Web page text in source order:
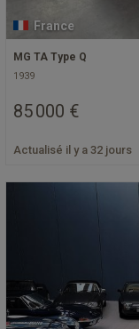
France
MG TA Type Q
1939
85 000 €
Actualisé il y a 32 jours